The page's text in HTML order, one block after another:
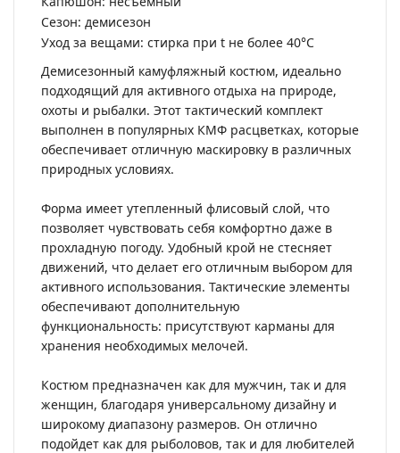
Сезон: демисезон
Уход за вещами: стирка при t не более 40°C
Демисезонный камуфляжный костюм, идеально
подходящий для активного отдыха на природе,
охоты и рыбалки. Этот тактический комплект
выполнен в популярных КМФ расцветках, которые
обеспечивает отличную маскировку в различных
природных условиях.
Форма имеет утепленный флисовый слой, что
позволяет чувствовать себя комфортно даже в
прохладную погоду. Удобный крой не стесняет
движений, что делает его отличным выбором для
активного использования. Тактические элементы
обеспечивают дополнительную
функциональность: присутствуют карманы для
хранения необходимых мелочей.
Костюм предназначен как для мужчин, так и для
женщин, благодаря универсальному дизайну и
широкому диапазону размеров. Он отлично
подойдет как для рыболовов, так и для любителей